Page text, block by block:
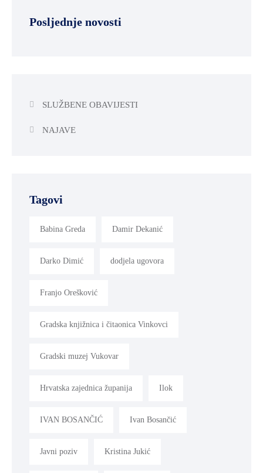
Posljednje novosti
SLUŽBENE OBAVIJESTI
NAJAVE
Tagovi
Babina Greda Damir Dekanić
Darko Dimić dodjela ugovora
Franjo Orešković
Gradska knjižnica i čitaonica Vinkovci
Gradski muzej Vukovar
Hrvatska zajednica županija Ilok
IVAN BOSANČIĆ Ivan Bosančić
Javni poziv Kristina Jukić